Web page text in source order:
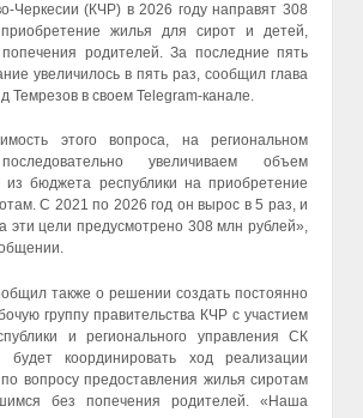
Черкесии (КЧР) в 2026 году направят 308
жилья для сирот и детей,
родителей. За последние пять
увеличилось в пять раз, сообщил глава
Темрезов в своем Telegram-канале.
этого вопроса, на региональном
увеличиваем объем
из бюджета республики на приобретение
С 2021 по 2026 год он вырос в 5 раз, и
эти цели предусмотрено 308 млн рублей»,
также о решении создать постоянно
группу правительства КЧР с участием
и регионального управления СК
будет координировать ход реализации
вопросу предоставления жилья сиротам
без попечения родителей. «Наша